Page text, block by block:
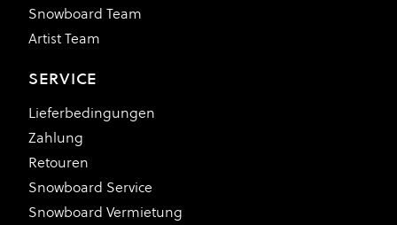
Snowboard Team
Artist Team
SERVICE
Lieferbedingungen
Zahlung
Retouren
Snowboard Service
Snowboard Vermietung